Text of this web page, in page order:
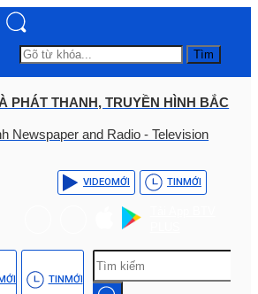
Tìm
PHÁT THANH, TRUYỀN HÌNH BẮC
Newspaper and Radio - Television
VIDEOMỚI TINMỚI
TINMỚI